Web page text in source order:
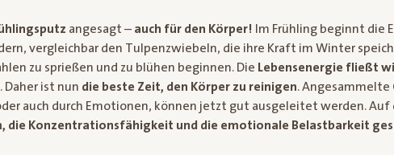
angesagt – auch für den Körper! Im Frühling beginnt die
vergleichbar den Tulpenzwiebeln, die ihre Kraft im Winter
zu sprießen und zu blühen beginnen. Die Lebensenergie fließt
ist nun die beste Zeit, den Körper zu reinigen. Angesammelte
auch durch Emotionen, können jetzt gut ausgeleitet werden. Auf
die Konzentrationsfähigkeit und die emotionale Belastbarkeit